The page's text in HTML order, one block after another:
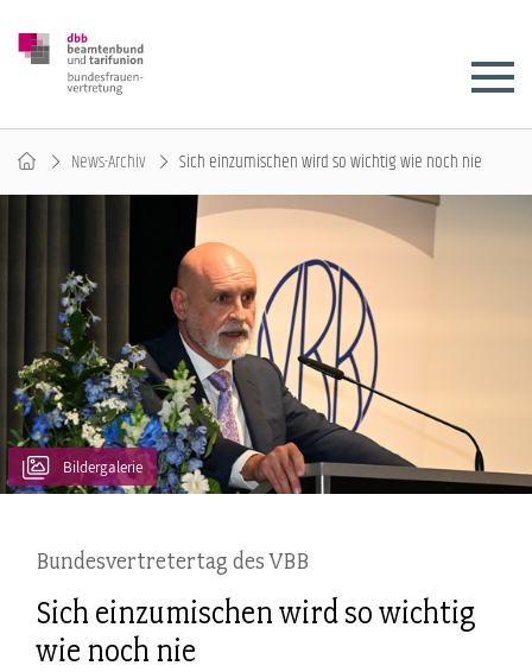
News-Archiv Sich einzumischen wird so wichtig wie noch nie
Bildergalerie
Bundesvertretertag des VBB
Sich einzumischen wird so wichtig
wie noch nie